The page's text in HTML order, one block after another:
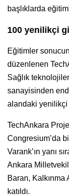
başlıklarda
100 yenilikçi
Eğitimler
düzenlenen
Sağlık
sanayisinden
alandaki yenilikçi
TechAnkara Proje
Congresium’da
Varank’ın yanı
Ankara
Baran, Kalkınma
katıldı.